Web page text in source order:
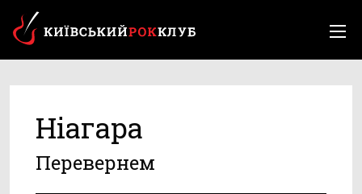
Ніагара
Перевернем